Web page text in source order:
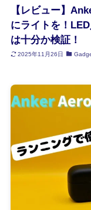
【レビュー】
にライトを！
は十分か検証！
2025年11月26日